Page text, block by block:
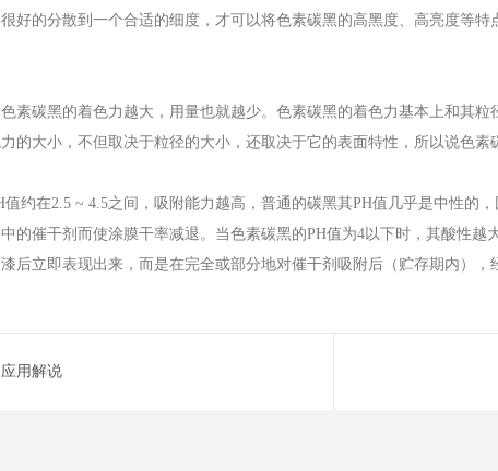
好的分散到一个合适的细度，才可以将色素碳黑的高黑度、高亮度等特
素碳黑的着色力越大，用量也就越少。色素碳黑的着色力基本上和其
的大小，不但取决于粒径的大小，还取决于它的表面特性，所以说色素
值约在2.5 ~ 4.5之间，吸附能力越高，普通的碳黑其PH值几乎是中性的
的催干剂而使涂膜干率减退。当色素碳黑的PH值为4以下时，其酸性
后立即表现出来，而是在完全或部分地对催干剂吸附后（贮存期内）
用解说